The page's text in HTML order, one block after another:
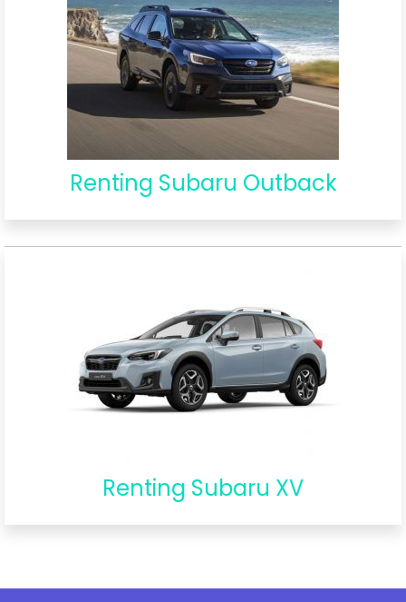
Renting Subaru Outback
Renting Subaru XV